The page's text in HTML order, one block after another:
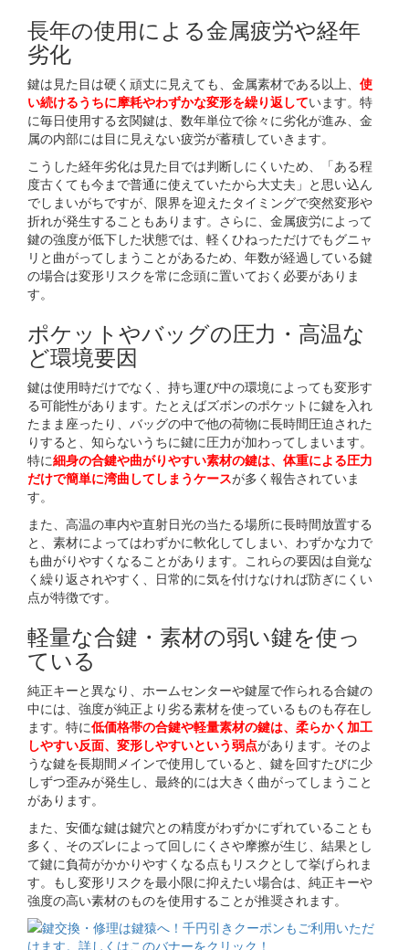
長年の使用による金属疲労や経年
劣化
鍵は見た目は硬く頑丈に見えても、金属素材である以上、 使
い続けるうちに摩耗やわずかな変形を繰り返しています。特
に毎日使用する玄関鍵は、数年単位で徐々に劣化が進み、金
属の内部には目に見えない疲労が蓄積していきます。
こうした経年劣化は見た目では判断しにくいため、「ある程
度古くても今まで普通に使えていたから大丈夫」と思い込ん
でしまいがちですが、限界を迎えたタイミングで突然変形や
折れが発生することもあります。さらに、金属疲労によって
鍵の強度が低下した状態では、軽くひねっただけでもグニャ
リと曲がってしまうことがあるため、年数が経過している鍵
の場合は変形リスクを常に念頭に置いておく必要がありま
す。
ポケットやバッグの圧力・高温な
ど環境要因
鍵は使用時だけでなく、持ち運び中の環境によっても変形す
る可能性があります。たとえばズボンのポケットに鍵を入れ
たまま座ったり、バッグの中で他の荷物に長時間圧迫された
りすると、知らないうちに鍵に圧力が加わってしまいます。
特に細身の合鍵や曲がりやすい素材の鍵は、体重による圧力
だけで簡単に湾曲してしまうケースが多く報告されていま
す。
また、高温の車内や直射日光の当たる場所に長時間放置する
と、素材によってはわずかに軟化してしまい、わずかな力で
も曲がりやすくなることがあります。これらの要因は自覚な
く繰り返されやすく、日常的に気を付けなければ防ぎにくい
点が特徴です。
軽量な合鍵・素材の弱い鍵を使っ
ている
純正キーと異なり、ホームセンターや鍵屋で作られる合鍵の
中には、強度が純正より劣る素材を使っているものも存在し
ます。特に低価格帯の合鍵や軽量素材の鍵は、柔らかく加工
しやすい反面、変形しやすいという弱点があります。そのよ
うな鍵を長期間メインで使用していると、鍵を回すたびに少
しずつ歪みが発生し、最終的には大きく曲がってしまうこと
があります。
また、安価な鍵は鍵穴との精度がわずかにずれていることも
多く、そのズレによって回しにくさや摩擦が生じ、結果とし
て鍵に負荷がかかりやすくなる点もリスクとして挙げられま
す。もし変形リスクを最小限に抑えたい場合は、純正キーや
強度の高い素材のものを使用することが推奨されます。